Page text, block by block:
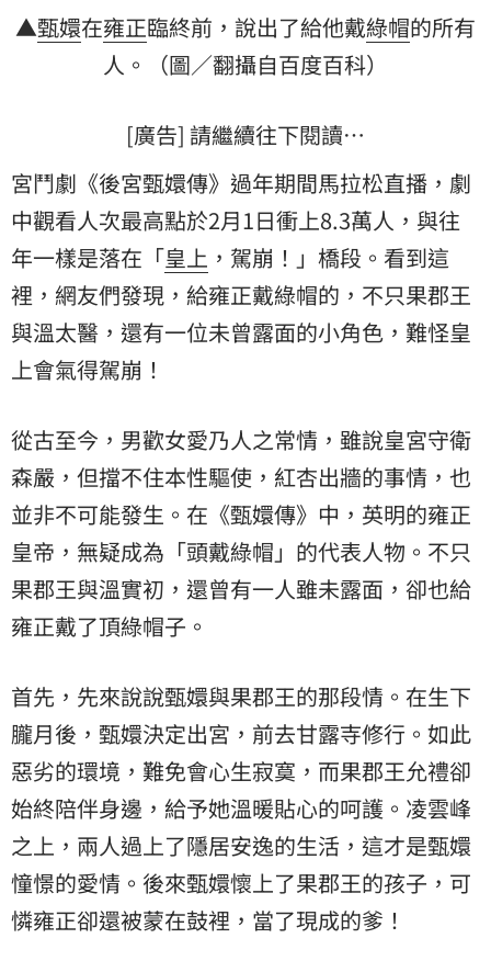
▲甄嬛在雍正臨終前，說出了給他戴綠帽的所有
人。（圖／翻攝自百度百科）
[廣告] 請繼續往下閱讀…
宮鬥劇《後宮甄嬛傳》過年期間馬拉松直播，劇
中觀看人次最高點於2月1日衝上8.3萬人，與往
年一樣是落在「皇上 ，駕崩！」橋段。看到這
裡，網友們發現，給雍正戴綠帽的，不只果郡王
與溫太醫，還有一位未曾露面的小角色，難怪皇
上會氣得駕崩！
從古至今，男歡女愛乃人之常情，雖說皇宮守衛
森嚴，但擋不住本性驅使，紅杏出牆的事情，也
並非不可能發生。在《甄嬛傳》中，英明的雍正
皇帝，無疑成為「頭戴綠帽」的代表人物。不只
果郡王與溫實初，還曾有一人雖未露面，卻也給
雍正戴了頂綠帽子。
首先，先來說說甄嬛與果郡王的那段情。在生下
朧月後，甄嬛決定出宮，前去甘露寺修行。如此
惡劣的環境，難免會心生寂寞，而果郡王允禮卻
始終陪伴身邊，給予她溫暖貼心的呵護。凌雲峰
之上，兩人過上了隱居安逸的生活，這才是甄嬛
憧憬的愛情。後來甄嬛懷上了果郡王的孩子，可
憐雍正卻還被蒙在鼓裡，當了現成的爹！